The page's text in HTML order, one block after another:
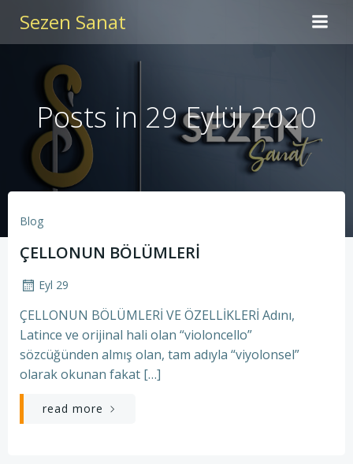
Sezen Sanat
Posts in 29 Eylül 2020
Blog
ÇELLONUN BÖLÜMLERİ
Eyl 29
ÇELLONUN BÖLÜMLERİ VE ÖZELLİKLERİ Adını,
Latince ve orijinal hali olan “violoncello”
sözcüğünden almış olan, tam adıyla “viyolonsel”
olarak okunan fakat […]
read more